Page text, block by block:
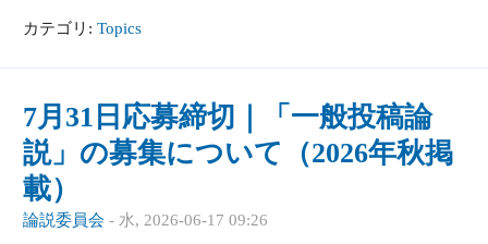
カテゴリ: Topics
7月31日応募締切｜「一般投稿論
説」の募集について（2026年秋掲
載）
論説委員会 - 水, 2026-06-17 09:26